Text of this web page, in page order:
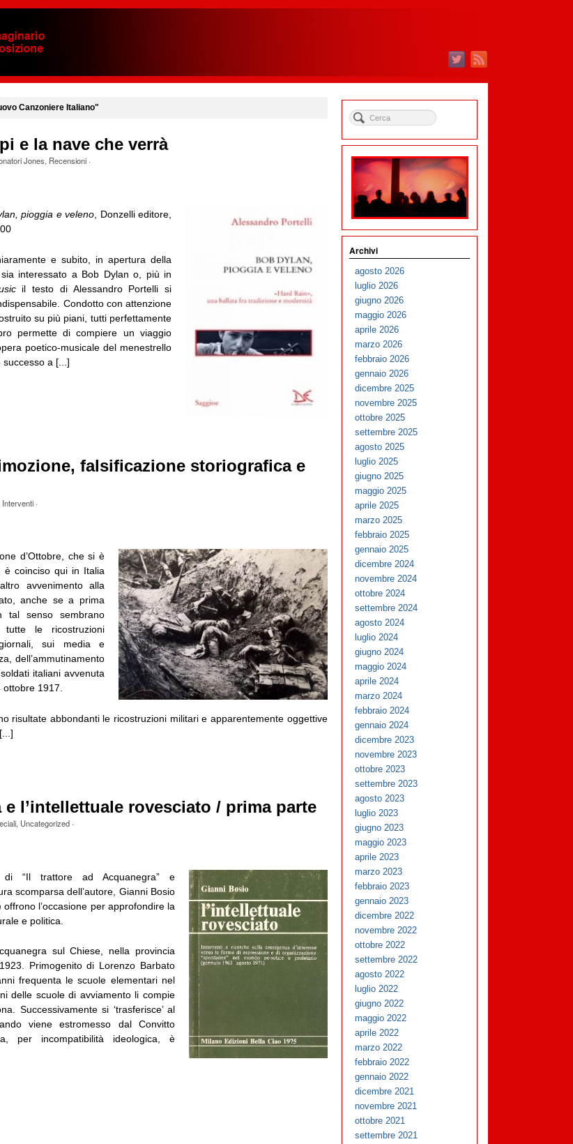
Canzoniere Italiano"
e la nave che verrà
Jones, Recensioni·
pioggia e veleno , Donzelli editore,
e subito, in apertura della
interessato a Bob Dylan o, più in
il testo di Alessandro Portelli si
Condotto con attenzione
su più piani, tutti perfettamente
permette di compiere un viaggio
poetico-musicale del menestrello
a [...]
falsificazione storiografica e
Interventi·
d’Ottobre, che si è
è coinciso qui in Italia
avvenimento alla
anche se a prima
tal senso sembrano
tutte le ricostruzioni
sui media e
dell’ammutinamento
italiani avvenuta
ottobre 1917.
risultate abbondanti le ricostruzioni militari e apparentemente oggettive
l’intellettuale rovesciato / prima parte
, Uncategorized·
di “Il trattore ad Acquanegra” e
scomparsa dell’autore, Gianni Bosio
l’occasione per approfondire la
e politica.
sul Chiese, nella provincia
Primogenito di Lorenzo Barbato
frequenta le scuole elementari nel
delle scuole di avviamento li compie
Successivamente si ‘trasferisce’ al
viene estromesso dal Convitto
per incompatibilità ideologica, è
Archivi
agosto 2026
luglio 2026
giugno 2026
maggio 2026
aprile 2026
marzo 2026
febbraio 2026
gennaio 2026
dicembre 2025
novembre 2025
ottobre 2025
settembre 2025
agosto 2025
luglio 2025
giugno 2025
maggio 2025
aprile 2025
marzo 2025
febbraio 2025
gennaio 2025
dicembre 2024
novembre 2024
ottobre 2024
settembre 2024
agosto 2024
luglio 2024
giugno 2024
maggio 2024
aprile 2024
marzo 2024
febbraio 2024
gennaio 2024
dicembre 2023
novembre 2023
ottobre 2023
settembre 2023
agosto 2023
luglio 2023
giugno 2023
maggio 2023
aprile 2023
marzo 2023
febbraio 2023
gennaio 2023
dicembre 2022
novembre 2022
ottobre 2022
settembre 2022
agosto 2022
luglio 2022
giugno 2022
maggio 2022
aprile 2022
marzo 2022
febbraio 2022
gennaio 2022
dicembre 2021
novembre 2021
ottobre 2021
settembre 2021